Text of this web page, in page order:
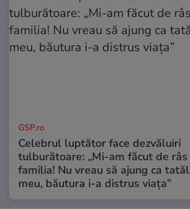
GSP.ro
Celebrul luptător face dezvăluiri
tulburătoare: „Mi-am făcut de râs
familia! Nu vreau să ajung ca tatăl
meu, băutura i-a distrus viața”